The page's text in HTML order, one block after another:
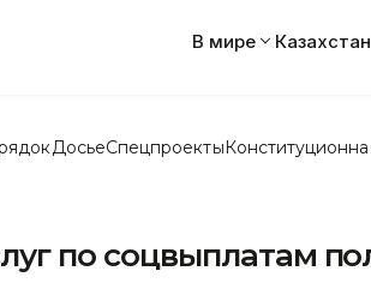
В мире Казахстан
ДосьеСпецпроекты
по соцвыплатам